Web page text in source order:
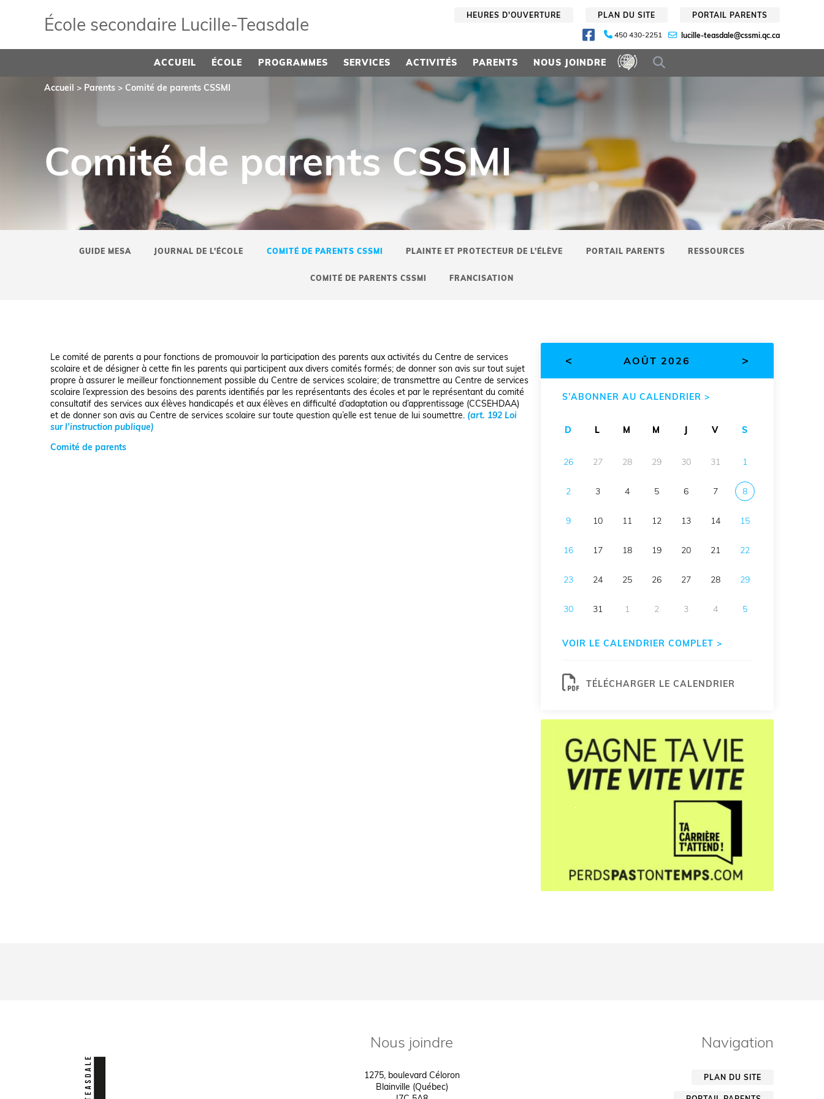
École secondaire Lucille‑Teasdale PLAN DU SITE PORTAIL PARENTS
HEURES D'OUVERTURE
450 430-2251 lucille-teasdale@cssmi.qc.ca
ACCUEIL ÉCOLE PROGRAMMES SERVICES ACTIVITÉS PARENTS NOUS JOINDRE
Accueil > Parents > Comité de parents CSSMI
Comité de parents CSSMI
GUIDE MESA JOURNAL DE L’ÉCOLE COMITÉ DE PARENTS CSSMI PLAINTE ET PROTECTEUR DE L’ÉLÈVE PORTAIL PARENTS RESSOURCES
COMITÉ DE PARENTS CSSMI FRANCISATION
Le comité de parents a pour fonctions de promouvoir la participation des parents aux activités du Centre de services
scolaire et de désigner à cette fin les parents qui participent aux divers comités formés; de donner son avis sur tout sujet
propre à assurer le meilleur fonctionnement possible du Centre de services scolaire; de transmettre au Centre de services
scolaire l’expression des besoins des parents identifiés par les représentants des écoles et par le représentant du comité
consultatif des services aux élèves handicapés et aux élèves en difficulté d’adaptation ou d’apprentissage (CCSEHDAA)
et de donner son avis au Centre de services scolaire sur toute question qu’elle est tenue de lui soumettre. (art. 192 Loi
sur l’instruction publique)
Comité de parents
< AOÛT 2026 >
S’ABONNER AU CALENDRIER >
D L M M J V S
26 27 28 29 30 31 1
2 3 4 5 6 7 8
9 10 11 12 13 14 15
16 17 18 19 20 21 22
23 24 25 26 27 28 29
30 31 1 2 3 4 5
VOIR LE CALENDRIER COMPLET >
TÉLÉCHARGER LE CALENDRIER
.
Nous joindre
1275, boulevard Céloron
Blainville (Québec)
Navigation
PLAN DU SITE